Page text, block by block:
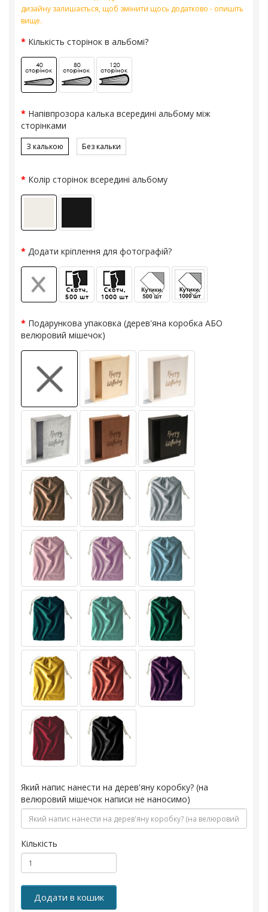
дизайну залишається, щоб змінити щось додатково - опишіть
вище.
Кількість сторінок в альбомі?
Напівпрозора калька всередині альбому між
сторінками
З калькою Без кальки
Колір сторінок всередині альбому
Додати кріплення для фотографій?
Подарункова упаковка (дерев'яна коробка АБО
велюровий мішечок)
Який напис нанести на дерев'яну коробку? (на
велюровий мішечок написи не наносимо)
Кількість
Додати в кошик